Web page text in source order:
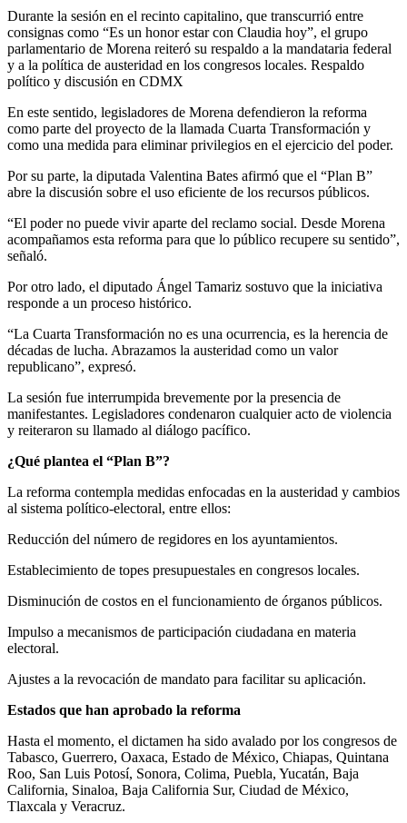
Durante la sesión en el recinto capitalino, que transcurrió entre
consignas como “Es un honor estar con Claudia hoy”, el grupo
parlamentario de Morena reiteró su respaldo a la mandataria federal
y a la política de austeridad en los congresos locales. Respaldo
político y discusión en CDMX
En este sentido, legisladores de Morena defendieron la reforma
como parte del proyecto de la llamada Cuarta Transformación y
como una medida para eliminar privilegios en el ejercicio del poder.
Por su parte, la diputada Valentina Bates afirmó que el “Plan B”
abre la discusión sobre el uso eficiente de los recursos públicos.
“El poder no puede vivir aparte del reclamo social. Desde Morena
acompañamos esta reforma para que lo público recupere su sentido”,
señaló.
Por otro lado, el diputado Ángel Tamariz sostuvo que la iniciativa
responde a un proceso histórico.
“La Cuarta Transformación no es una ocurrencia, es la herencia de
décadas de lucha. Abrazamos la austeridad como un valor
republicano”, expresó.
La sesión fue interrumpida brevemente por la presencia de
manifestantes. Legisladores condenaron cualquier acto de violencia
y reiteraron su llamado al diálogo pacífico.
¿Qué plantea el “Plan B”?
La reforma contempla medidas enfocadas en la austeridad y cambios
al sistema político-electoral, entre ellos:
Reducción del número de regidores en los ayuntamientos.
Establecimiento de topes presupuestales en congresos locales.
Disminución de costos en el funcionamiento de órganos públicos.
Impulso a mecanismos de participación ciudadana en materia
electoral.
Ajustes a la revocación de mandato para facilitar su aplicación.
Estados que han aprobado la reforma
Hasta el momento, el dictamen ha sido avalado por los congresos de
Tabasco, Guerrero, Oaxaca, Estado de México, Chiapas, Quintana
Roo, San Luis Potosí, Sonora, Colima, Puebla, Yucatán, Baja
California, Sinaloa, Baja California Sur, Ciudad de México,
Tlaxcala y Veracruz.